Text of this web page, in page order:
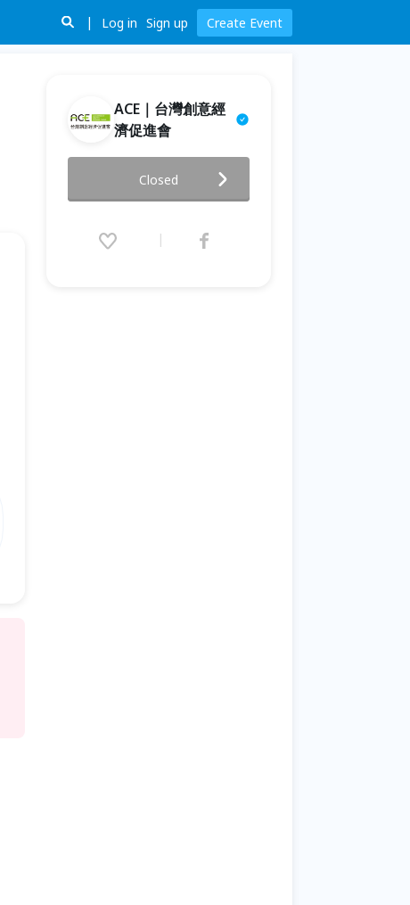
Log in Sign up Create Event
ACE｜台灣創意經
濟促進會
業主理人的熱血故事
2026.03.22 (Sun) 09:30 - 17:00
Closed